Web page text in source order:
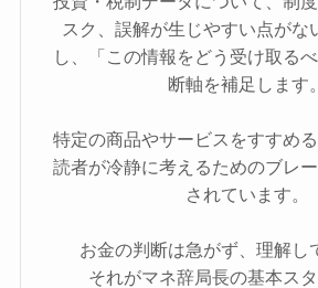
スク、誤解が生じやすい点がな
し、「この情報をどう受け取る
断軸を補足します。
特定の商品やサービスをすすめる
読者が冷静に考えるためのブレ
されています。
お金の判断は急がず、理解し
それがマネ辞局長の基本スタ